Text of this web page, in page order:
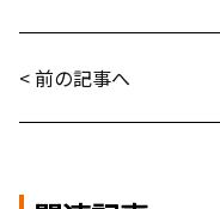
< 前の記事へ